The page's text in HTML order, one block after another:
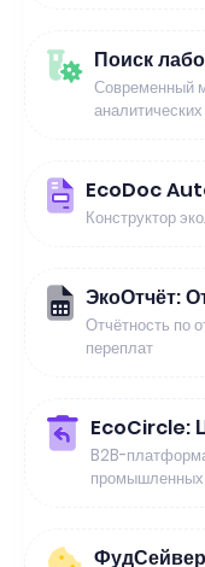
Поиск
Современный
EcoDoc
Конструктор
ЭкоОтчёт:
Отчётность по
переплат
EcoCircle:
B2B-
промышленных